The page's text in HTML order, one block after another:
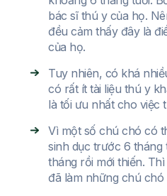
bác sĩ thú y của họ.
đều cảm thấy đây là
của họ.
Tuy nhiên, có khá
có rất ít tài liệu thú y
là tối ưu nhất cho việc
Vì một số chú chó có
sinh dục trước 6 tháng
tháng rồi mới thiến.
đã làm những chú chó